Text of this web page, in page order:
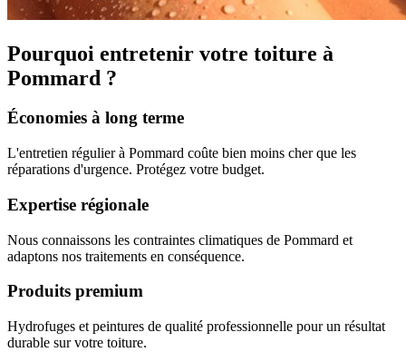
Pourquoi entretenir votre toiture à
Pommard ?
Économies à long terme
L'entretien régulier à Pommard coûte bien moins cher que les
réparations d'urgence. Protégez votre budget.
Expertise régionale
Nous connaissons les contraintes climatiques de Pommard et
adaptons nos traitements en conséquence.
Produits premium
Hydrofuges et peintures de qualité professionnelle pour un résultat
durable sur votre toiture.